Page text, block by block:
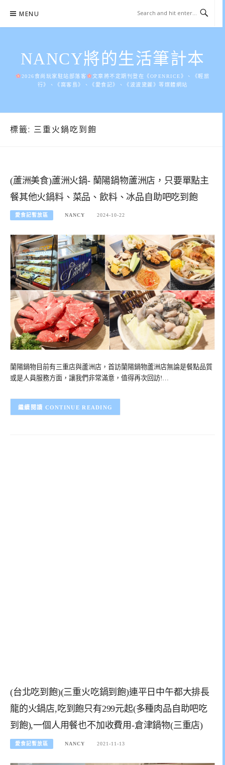
content
MENU
NANCY將的生活筆計本
2026食尚玩家駐站部落客
文章將不定期刊登在《OPENRICE》、《輕旅
行》、《窩客島》、《愛食記》、《波波黛麗》等媒體網站
標籤: 三重火鍋吃到飽
(蘆洲美食)蘆洲火鍋- 蘭陽鍋物蘆洲店，只要單點主
餐其他火鍋料、菜品、飲料、冰品自助吧吃到飽
愛食記暫放區 NANCY 2024-10-22
蘭陽鍋物目前有三重店與蘆洲店，首訪蘭陽鍋物蘆洲店無論是餐點品質
或是人員服務方面，讓我們非常滿意，值得再次回訪!…
CONTINUE READING
(台北吃到飽)(三重火吃鍋到飽)連平日中午都大排長
龍的火鍋店,吃到飽只有299元起(多種肉品自助吧吃
到飽),一個人用餐也不加收費用-倉津鍋物(三重店)
愛食記暫放區 NANCY 2021-11-13